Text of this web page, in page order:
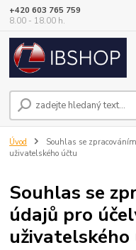
+420 603 765 759
8.00 - 18.00 h.
Úvod
Souhlas se
uživatelského účtu
Souhlas se
údajů pro
uživatelského